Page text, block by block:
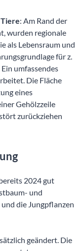
: Am Rand der
wurden regionale
als Lebensraum und
für z.
umfassendes
Die Fläche
eines
Gehölzzeile
zurückziehen
2024 gut
und
die Jungpflanzen
geändert. Die